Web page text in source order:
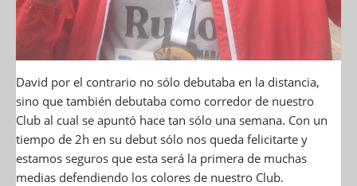
David por el contrario no sólo debutaba en la distancia,
sino que también debutaba como corredor de nuestro
Club al cual se apuntó hace tan sólo una semana. Con un
tiempo de 2h en su debut sólo nos queda felicitarte y
estamos seguros que esta será la primera de muchas
medias defendiendo los colores de nuestro Club.